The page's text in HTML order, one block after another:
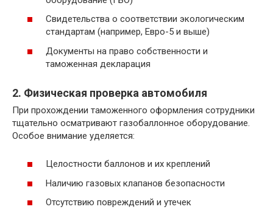
Свидетельства о соответствии экологическим
стандартам (например, Евро-5 и выше)
Документы на право собственности и
таможенная декларация
2. Физическая проверка автомобиля
При прохождении таможенного оформления сотрудники
тщательно осматривают газобаллонное оборудование.
Особое внимание уделяется:
Целостности баллонов и их креплений
Наличию газовых клапанов безопасности
Отсутствию повреждений и утечек